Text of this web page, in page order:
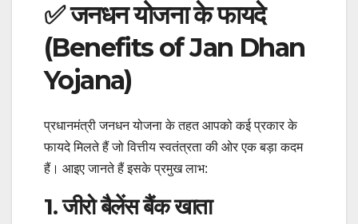
✅ जनधन योजना के फायदे
(Benefits of Jan Dhan
Yojana)
प्रधानमंत्री जनधन योजना के तहत आपको कई प्रकार के
फायदे मिलते हैं जो वित्तीय स्वतंत्रता की ओर एक बड़ा कदम
हैं। आइए जानते हैं इसके प्रमुख लाभ:
1. जीरो बैलेंस बैंक खाता